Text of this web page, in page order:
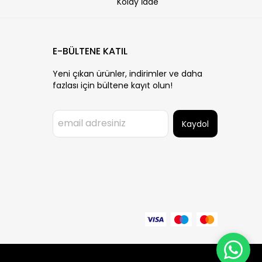
E-BÜLTENE KATIL
Yeni çıkan ürünler, indirimler ve daha
fazlası için bültene kayıt olun!
Kaydol